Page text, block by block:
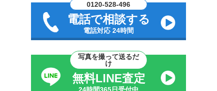
0120-528-496
電話で相談する
電話対応 24時間
写真を撮って送るだ
け
無料LINE査定